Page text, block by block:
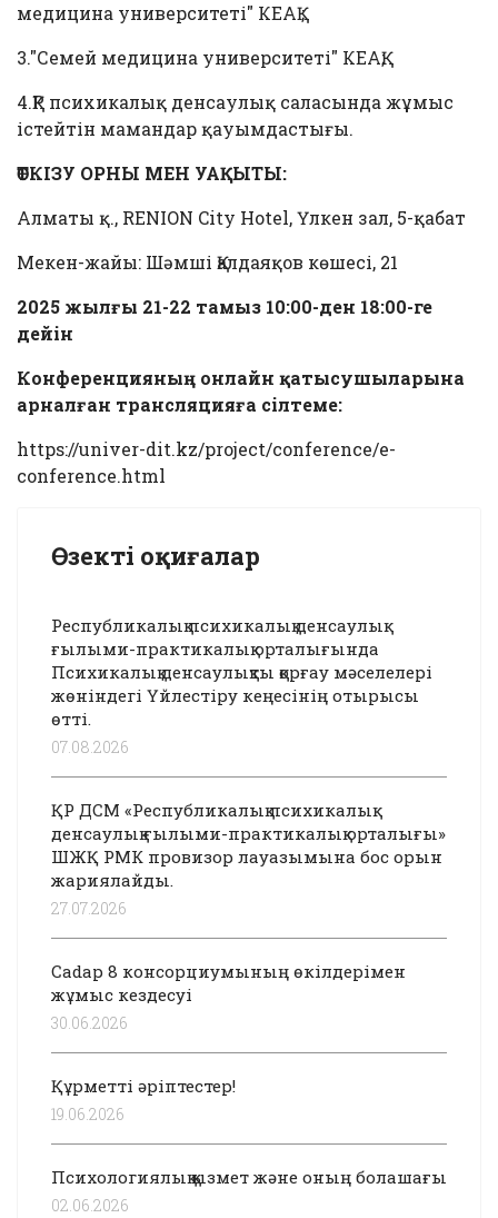
медицина университеті" КЕАҚ ;
3."Семей медицина университеті" КЕАҚ;
4.ҚР психикалық денсаулық саласында жұмыс
істейтін мамандар қауымдастығы.
ӨТКІЗУ ОРНЫ МЕН УАҚЫТЫ:
Алматы қ., RENION City Hotel, Үлкен зал, 5-қабат
Мекен-жайы: Шәмші Қалдаяқов көшесі, 21
2025 жылғы 21-22 тамыз 10:00-ден 18:00-ге
дейін
Конференцияның онлайн қатысушыларына
арналған трансляцияға сілтеме:
https://univer-dit.kz/project/conference/e-
conference.html
Өзекті оқиғалар
Республикалық психикалық денсаулық
ғылыми-практикалық орталығында
Психикалық денсаулықты қорғау мәселелері
жөніндегі Үйлестіру кеңесінің отырысы
өтті.
07.08.2026
ҚР ДСМ «Республикалық психикалық
денсаулық ғылыми-практикалық орталығы»
ШЖҚ РМК провизор лауазымына бос орын
жариялайды.
27.07.2026
Cadap 8 консорциумының өкілдерімен
жұмыс кездесуі
30.06.2026
Құрметті әріптестер!
19.06.2026
Психологиялық қызмет және оның болашағы
02.06.2026